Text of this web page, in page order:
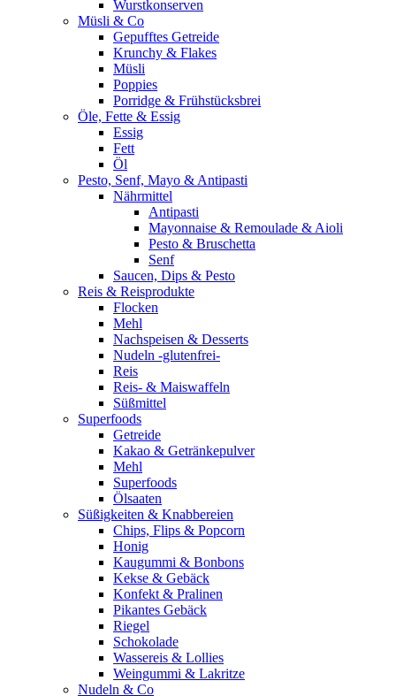
Wurstkonserven
Müsli & Co
Gepufftes Getreide
Krunchy & Flakes
Müsli
Poppies
Porridge & Frühstücksbrei
Öle, Fette & Essig
Essig
Fett
Öl
Pesto, Senf, Mayo & Antipasti
Nährmittel
Antipasti
Mayonnaise & Remoulade & Aioli
Pesto & Bruschetta
Senf
Saucen, Dips & Pesto
Reis & Reisprodukte
Flocken
Mehl
Nachspeisen & Desserts
Nudeln -glutenfrei-
Reis
Reis- & Maiswaffeln
Süßmittel
Superfoods
Getreide
Kakao & Getränkepulver
Mehl
Superfoods
Ölsaaten
Süßigkeiten & Knabbereien
Chips, Flips & Popcorn
Honig
Kaugummi & Bonbons
Kekse & Gebäck
Konfekt & Pralinen
Pikantes Gebäck
Riegel
Schokolade
Wassereis & Lollies
Weingummi & Lakritze
Nudeln & Co